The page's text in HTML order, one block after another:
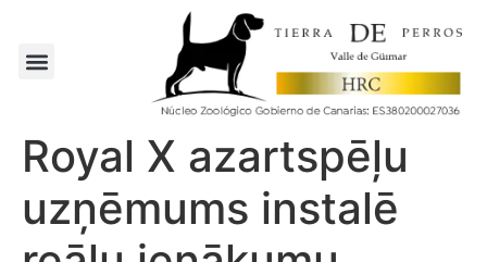
Royal X azartspēļu
uzņēmums instalē